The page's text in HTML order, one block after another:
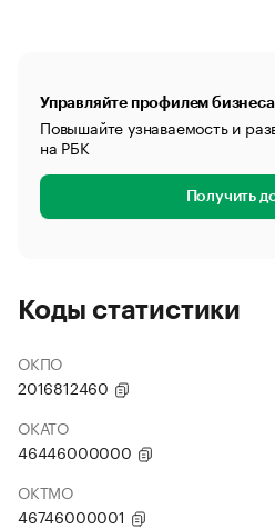
Управляйте профилем
Повышайте узнаваемость и
на РБК
Получить
Коды статистики
ОКПО
2016812460
ОКАТО
46446000000
ОКТМО
46746000001